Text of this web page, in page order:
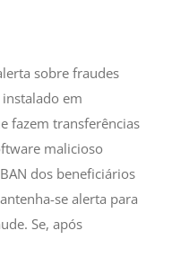
sobre fraudes
em
fazem transferências
malicioso
dos beneficiários
se alerta para
Se, após